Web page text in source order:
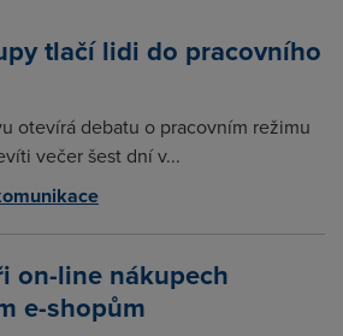
tlačí lidi do pracovního
otevírá debatu o pracovním režimu
večer šest dní v...
on-line nákupech
e-shopům